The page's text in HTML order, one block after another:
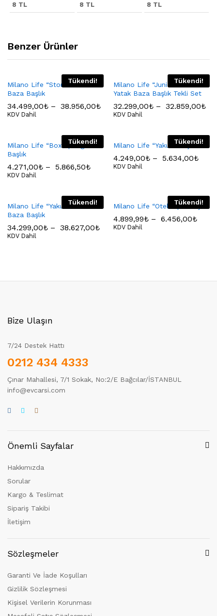
8 TL
8 TL
8 TL
Benzer Ürünler
Tükendi!
Milano Life “Stone” Yatak
Baza Başlık
34.499,00₺ – 38.956,00₺
KDV Dahil
Tükendi!
Milano Life “Junior Pembe”
Yatak Baza Başlık Tekli Set
32.299,00₺ – 32.859,00₺
KDV Dahil
Tükendi!
Milano Life “Box Spring”
Başlık
4.271,00₺ – 5.866,50₺
KDV Dahil
Tükendi!
Milano Life “Yakut” Başlık
4.249,00₺ – 5.634,00₺
KDV Dahil
Tükendi!
Milano Life “Yakut” Yatak
Baza Başlık
34.299,00₺ – 38.627,00₺
KDV Dahil
Tükendi!
Milano Life “Otel Tipi” Başlık
4.899,99₺ – 6.456,00₺
KDV Dahil
Bize Ulaşın
7/24 Destek Hattı
0212 434 4333
Çınar Mahallesi, 7/1 Sokak, No:2/E Bağcılar/İSTANBUL
info@evcarsi.com
Önemli Sayfalar
Hakkımızda
Sorular
Kargo & Teslimat
Sipariş Takibi
İletişim
Sözleşmeler
Garanti Ve İade Koşulları
Gizlilik Sözleşmesi
Kişisel Verilerin Korunması